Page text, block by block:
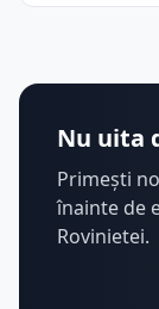
Nu uita
Primești
înainte de
Rovinietei.